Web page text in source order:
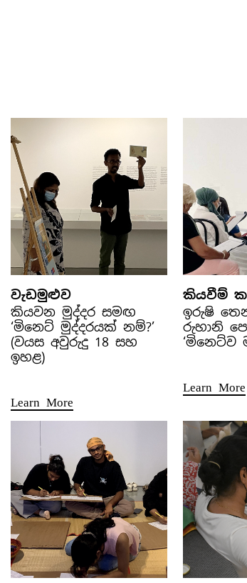
වැඩමුළුව
කියවන මුද්දර සමඟ
‘මිනෙට් මුද්දරයක් නම්?’
(වයස අවුරුදු 18 සහ
ඉහළ)
Learn More
කියවීම්
ඉරුෂි
රුහානි
‘මිනෙට්ව
Learn More